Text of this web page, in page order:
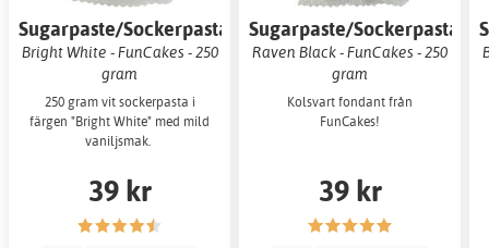
Sugarpaste/Sockerpasta
Bright White - FunCakes - 250
gram
250 gram vit sockerpasta i
färgen "Bright White" med mild
vaniljsmak.
39 kr
Sugarpaste/Sockerpasta
Raven Black - FunCakes - 250
gram
Kolsvart fondant från
FunCakes!
39 kr